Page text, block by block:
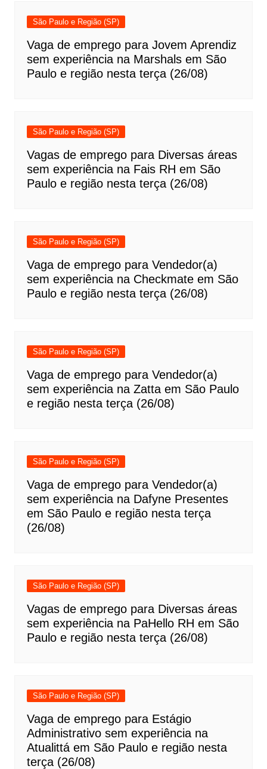
São Paulo e Região (SP)
Vaga de emprego para Jovem Aprendiz
sem experiência na Marshals em São
Paulo e região nesta terça (26/08)
São Paulo e Região (SP)
Vagas de emprego para Diversas áreas
sem experiência na Fais RH em São
Paulo e região nesta terça (26/08)
São Paulo e Região (SP)
Vaga de emprego para Vendedor(a)
sem experiência na Checkmate em São
Paulo e região nesta terça (26/08)
São Paulo e Região (SP)
Vaga de emprego para Vendedor(a)
sem experiência na Zatta em São Paulo
e região nesta terça (26/08)
São Paulo e Região (SP)
Vaga de emprego para Vendedor(a)
sem experiência na Dafyne Presentes
em São Paulo e região nesta terça
(26/08)
São Paulo e Região (SP)
Vagas de emprego para Diversas áreas
sem experiência na PaHello RH em São
Paulo e região nesta terça (26/08)
São Paulo e Região (SP)
Vaga de emprego para Estágio
Administrativo sem experiência na
Atualittá em São Paulo e região nesta
terça (26/08)